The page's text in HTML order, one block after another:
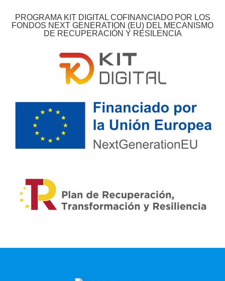
PROGRAMA KIT DIGITAL COFINANCIADO POR LOS
FONDOS NEXT GENERATION (EU) DEL MECANISMO
DE RECUPERACIÓN Y RESILENCIA